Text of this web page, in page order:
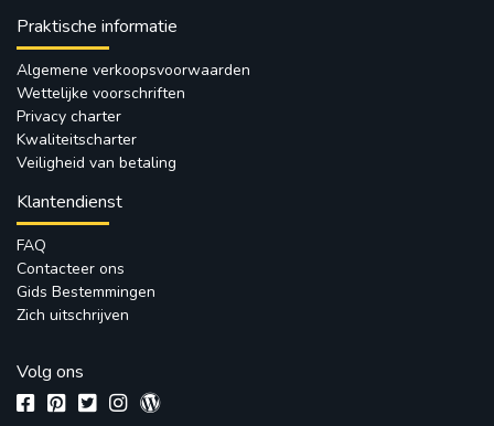
Praktische informatie
Algemene verkoopsvoorwaarden
Wettelijke voorschriften
Privacy charter
Kwaliteitscharter
Veiligheid van betaling
Klantendienst
FAQ
Contacteer ons
Gids Bestemmingen
Zich uitschrijven
Volg ons